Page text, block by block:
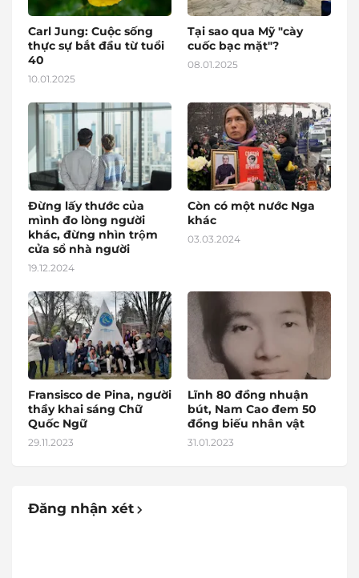
Carl Jung: Cuộc sống
thực sự bắt đầu từ tuổi
40
10.01.2025
Tại sao qua Mỹ "cày
cuốc bạc mặt"?
08.01.2025
Đừng lấy thước của
mình đo lòng người
khác, đừng nhìn trộm
cửa sổ nhà người
19.12.2024
Còn có một nước Nga
khác
03.03.2024
Fransisco de Pina, người
thầy khai sáng Chữ
Quốc Ngữ
29.11.2023
Lĩnh 80 đồng nhuận
bút, Nam Cao đem 50
đồng biếu nhân vật
31.01.2023
Đăng nhận xét